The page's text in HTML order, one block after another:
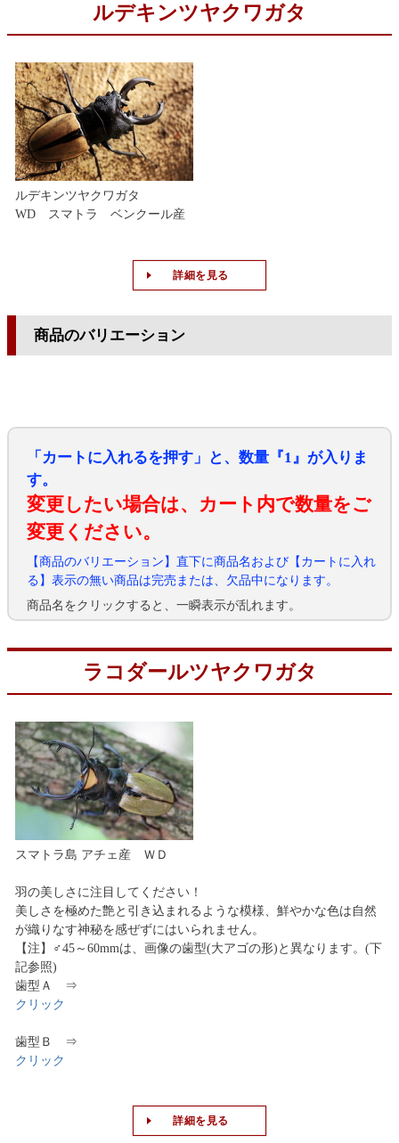
ルデキンツヤクワガタ
ルデキンツヤクワガタ
WD スマトラ ベンクール産
詳細を見る
商品のバリエーション
「カートに入れるを押す」と、数量『1』が入りま
す。
変更したい場合は、カート内で数量をご
変更ください。
【商品のバリエーション】直下に商品名および【カートに入れ
る】表示の無い商品は完売または、欠品中になります。
商品名をクリックすると、一瞬表示が乱れます。
ラコダールツヤクワガタ
スマトラ島 アチェ産 ＷＤ
羽の美しさに注目してください！
美しさを極めた艶と引き込まれるような模様、鮮やかな色は自然
が織りなす神秘を感ぜずにはいられません。
【注】♂45～60mmは、画像の歯型(大アゴの形)と異なります。(下
記参照)
歯型Ａ ⇒
クリック
歯型Ｂ ⇒
クリック
詳細を見る